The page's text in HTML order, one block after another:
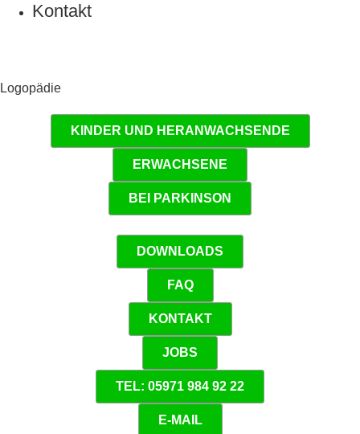
Kontakt
Logopädie
KINDER UND HERANWACHSENDE
ERWACHSENE
BEI PARKINSON
DOWNLOADS
FAQ
KONTAKT
JOBS
TEL: 05971 984 92 22
E-MAIL